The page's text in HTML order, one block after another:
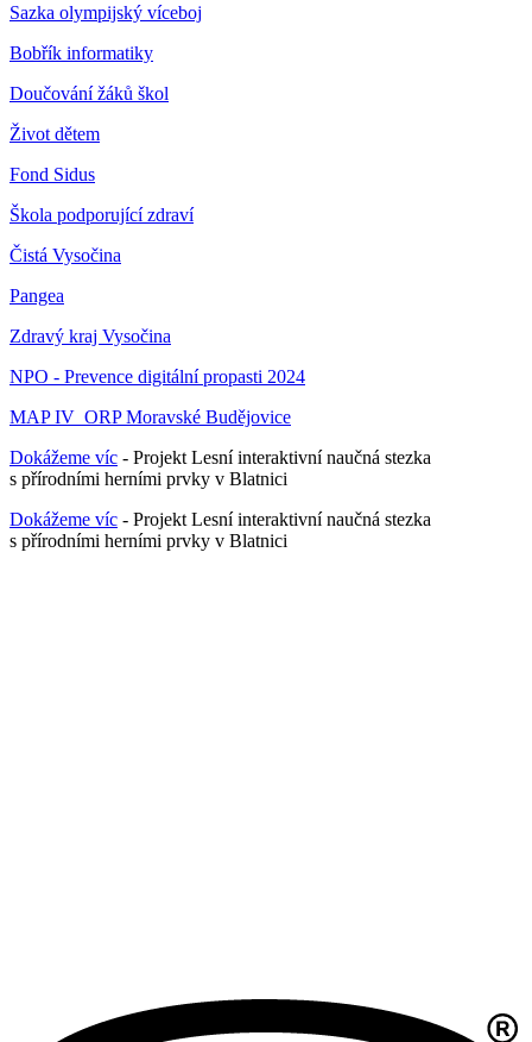
Sazka olympijský víceboj
Bobřík informatiky
Doučování žáků škol
Život dětem
Fond Sidus
Škola podporující zdraví
Čistá Vysočina
Pangea
Zdravý kraj Vysočina
NPO - Prevence digitální propasti 2024
MAP IV_ORP Moravské Budějovice
Dokážeme víc - Projekt Lesní interaktivní naučná stezka
s přírodními herními prvky v Blatnici
Dokážeme víc - Projekt Lesní interaktivní naučná stezka
s přírodními herními prvky v Blatnici